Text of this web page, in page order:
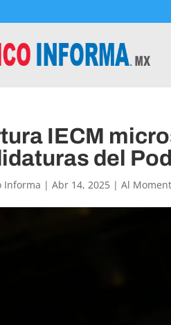
IECM
del
Informa |Abr 14, 2025 |Al